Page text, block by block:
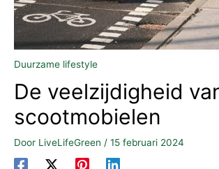
Duurzame lifestyle
De veelzijdigheid
scootmobielen
Door LiveLifeGreen / 15 februari 2024